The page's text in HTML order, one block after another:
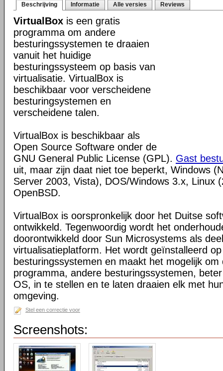
Beschrijving Informatie Alle versies Reviews
VirtualBox is een gratis
programma om andere
besturingssystemen te draaien
vanuit het huidige
besturingssysteem op basis van
virtualisatie. VirtualBox is
beschikbaar voor verscheidene
besturingsystemen en
verscheidene talen.
VirtualBox is beschikbaar als
Open Source Software onder de
GNU General Public License (GPL). Gast
uit, maar zijn daat niet toe beperkt, Windows
Server 2003, Vista), DOS/Windows 3.x, Linux
OpenBSD.
VirtualBox is oorspronkelijk door het Duitse
ontwikkeld. Tegenwoordig wordt het
doorontwikkeld door Sun Microsystems als
virtualisatieplatform. Het wordt geïnstalleerd
besturingssystemen en maakt het mogelijk om
programma, andere besturingssystemen,
OS, in te stellen en te laten draaien elk met
omgeving.
Stel een correctie voor
Screenshots: